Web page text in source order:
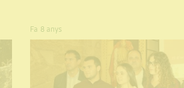
Fa 8 anys